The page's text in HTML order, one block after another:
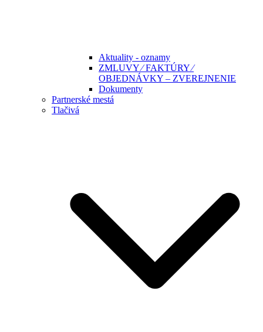
Aktuality - oznamy
ZMLUVY ⁄ FAKTÚRY ⁄
OBJEDNÁVKY – ZVEREJNENIE
Dokumenty
Partnerské mestá
Tlačivá